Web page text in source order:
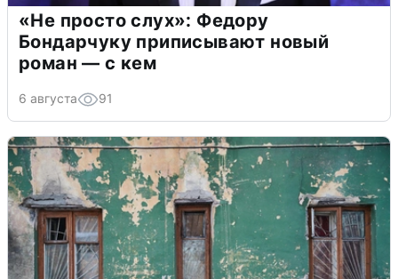
«Не просто слух»: Федору
Бондарчуку приписывают новый
роман — с кем
6 августа 91